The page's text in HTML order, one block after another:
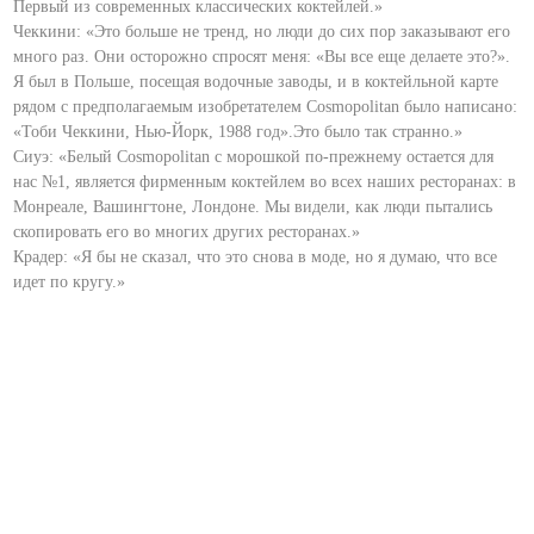
Первый из современных классических коктейлей.»
Чеккини: «Это больше не тренд, но люди до сих пор заказывают его
много раз. Они осторожно спросят меня: «Вы все еще делаете это?».
Я был в Польше, посещая водочные заводы, и в коктейльной карте
рядом с предполагаемым изобретателем Cosmopolitan было написано:
«Тоби Чеккини, Нью-Йорк, 1988 год».Это было так странно.»
Сиуэ: «Белый Cosmopolitan с морошкой по-прежнему остается для
нас №1, является фирменным коктейлем во всех наших ресторанах: в
Монреале, Вашингтоне, Лондоне. Мы видели, как люди пытались
скопировать его во многих других ресторанах.»
Крадер: «Я бы не сказал, что это снова в моде, но я думаю, что все
идет по кругу.»